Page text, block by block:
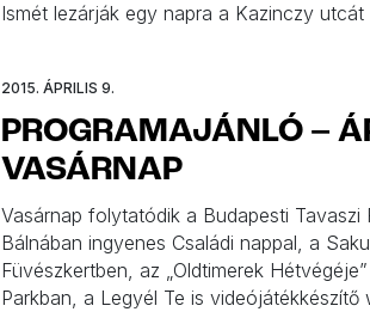
Ismét lezárják egy napra a Kazinczy
2015. ÁPRILIS 9.
PROGRAMAJÁNLÓ –
VASÁRNAP
Vasárnap folytatódik a Budapesti Tavaszi
Bálnában ingyenes Családi nappal, a
Füvészkertben, az „Oldtimerek
Parkban, a Legyél Te is